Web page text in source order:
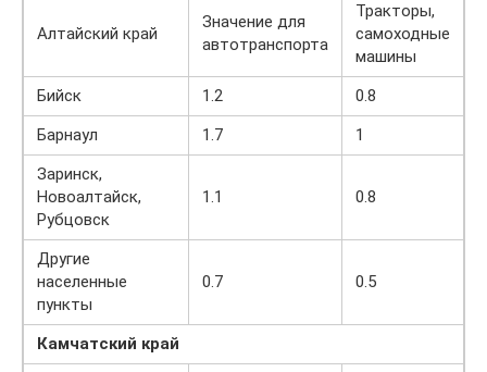
Алтайский край
Значение для
автотранспорта
Тракторы,
самоходные
машины
Бийск
1.2
0.8
Барнаул
1.7
1
Заринск,
Новоалтайск,
Рубцовск
1.1 0.8
Другие
населенные
пункты
0.7 0.5
Камчатский край